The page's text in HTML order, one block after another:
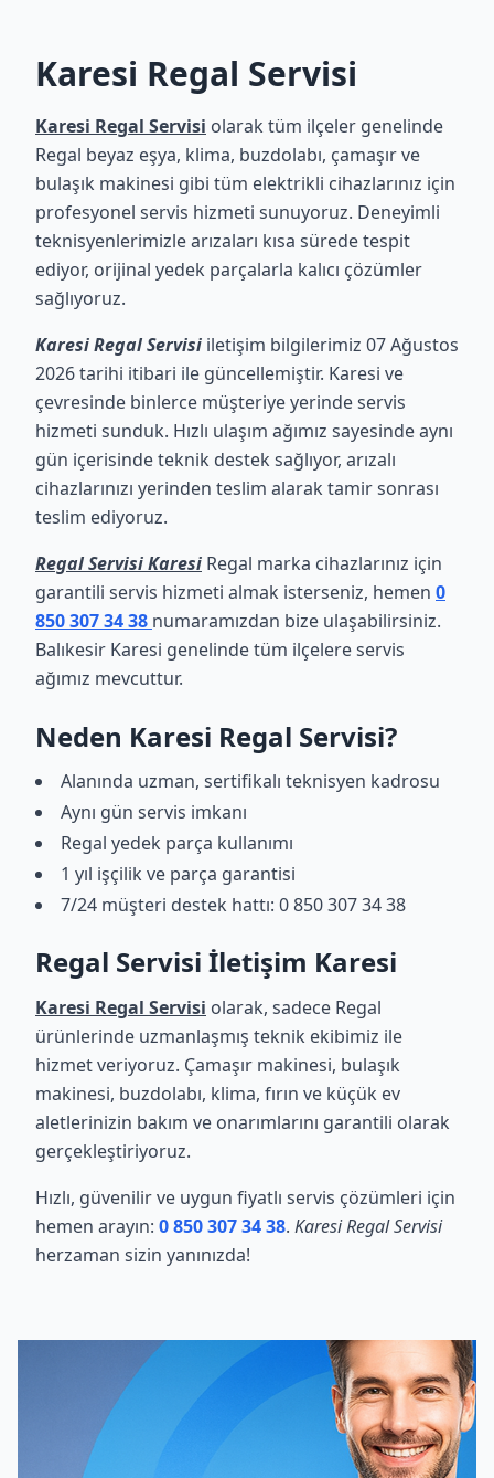
Karesi Regal Servisi
Karesi Regal Servisi olarak tüm ilçeler genelinde
Regal beyaz eşya, klima, buzdolabı, çamaşır ve
bulaşık makinesi gibi tüm elektrikli cihazlarınız için
profesyonel servis hizmeti sunuyoruz. Deneyimli
teknisyenlerimizle arızaları kısa sürede tespit
ediyor, orijinal yedek parçalarla kalıcı çözümler
sağlıyoruz.
Karesi Regal Servisi iletişim bilgilerimiz 07 Ağustos
2026 tarihi itibari ile güncellemiştir. Karesi ve
çevresinde binlerce müşteriye yerinde servis
hizmeti sunduk. Hızlı ulaşım ağımız sayesinde aynı
gün içerisinde teknik destek sağlıyor, arızalı
cihazlarınızı yerinden teslim alarak tamir sonrası
teslim ediyoruz.
Regal Servisi Karesi Regal marka cihazlarınız için
garantili servis hizmeti almak isterseniz, hemen 0
850 307 34 38 numaramızdan bize ulaşabilirsiniz.
Balıkesir Karesi genelinde tüm ilçelere servis
ağımız mevcuttur.
Neden Karesi Regal Servisi?
Alanında uzman, sertifikalı teknisyen kadrosu
Aynı gün servis imkanı
Regal yedek parça kullanımı
1 yıl işçilik ve parça garantisi
7/24 müşteri destek hattı: 0 850 307 34 38
Regal Servisi İletişim Karesi
Karesi Regal Servisi olarak, sadece Regal
ürünlerinde uzmanlaşmış teknik ekibimiz ile
hizmet veriyoruz. Çamaşır makinesi, bulaşık
makinesi, buzdolabı, klima, fırın ve küçük ev
aletlerinizin bakım ve onarımlarını garantili olarak
gerçekleştiriyoruz.
Hızlı, güvenilir ve uygun fiyatlı servis çözümleri için
hemen arayın: 0 850 307 34 38. Karesi Regal Servisi
herzaman sizin yanınızda!